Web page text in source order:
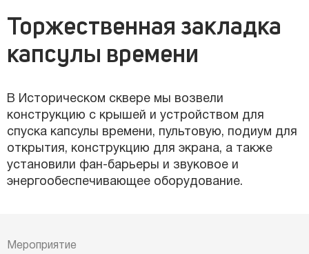
Торжественная закладка
капсулы времени
В Историческом сквере мы возвели
конструкцию с крышей и устройством для
спуска капсулы времени, пультовую, подиум для
открытия, конструкцию для экрана, а также
установили фан-барьеры и звуковое и
энергообеспечивающее оборудование.
Мероприятие